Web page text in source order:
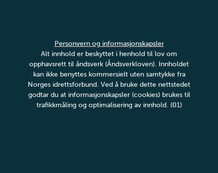
Personvern og informasjonskapsler
Alt innhold er beskyttet i henhold til lov om
opphavsrett til åndsverk (Åndsverkloven). Innholdet
kan ikke benyttes kommersielt uten samtykke fra
Norges idrettsforbund. Ved å bruke dette nettstedet
godtar du at informasjonskapsler (cookies) brukes til
trafikkmåling og optimalisering av innhold. (01)